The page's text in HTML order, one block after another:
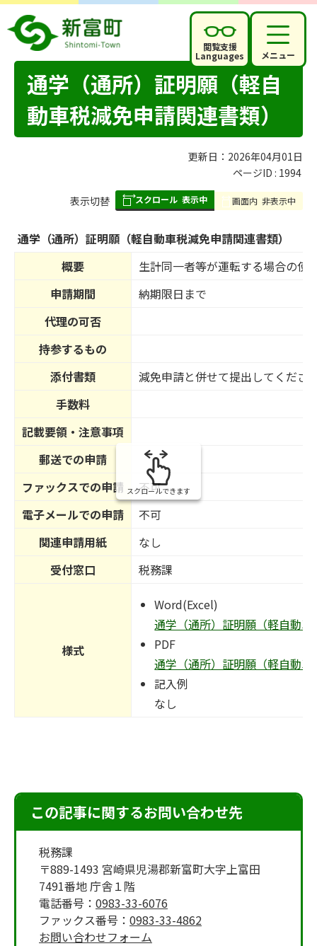
閲覧支援
Languages メニュー
通学（通所）証明願（軽自
動車税減免申請関連書類）
更新日：2026年04月01日
ページID : 1994
表
み
の
表示切替 スクロール 表示中 画面内 非表示中
通学（通所）証明願（軽自動車税減免申請関連書類）
概要
生計同一者等が運転する場合の使
申請期間
納期限日まで
代理の可否
持参するもの
添付書類
減免申請と併せて提出してくださ
手数料
記載要領・注意事項
郵送での申請
ファックスでの申請
不可
電子メールでの申請
不可
関連申請用紙
なし
受付窓口
税務課
様式
Word(Excel)
通学（通所）証明願（軽自動
PDF
通学（通所）証明願（軽自動
記入例
なし
スクロールできます
この記事に関するお問い合わせ先
税務課
〒889-1493 宮崎県児湯郡新富町大字上富田
7491番地 庁舎１階
電話番号： 0983-33-6076
ファックス番号： 0983-33-4862
お問い合わせフォーム